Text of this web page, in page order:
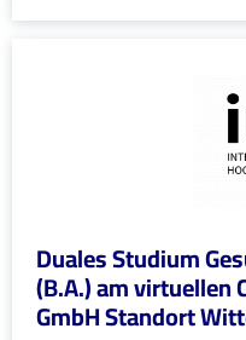
Duales Studium
(B.A.) am virtuellen
GmbH Standort